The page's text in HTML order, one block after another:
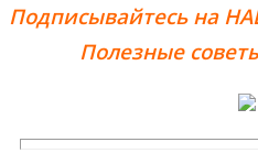
Подписывайтесь на
Полезные